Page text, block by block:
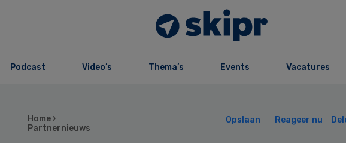
Podcast Video’s Thema’s Events Vacatures
Home ›
Partnernieuws
Opslaan Reageer nu